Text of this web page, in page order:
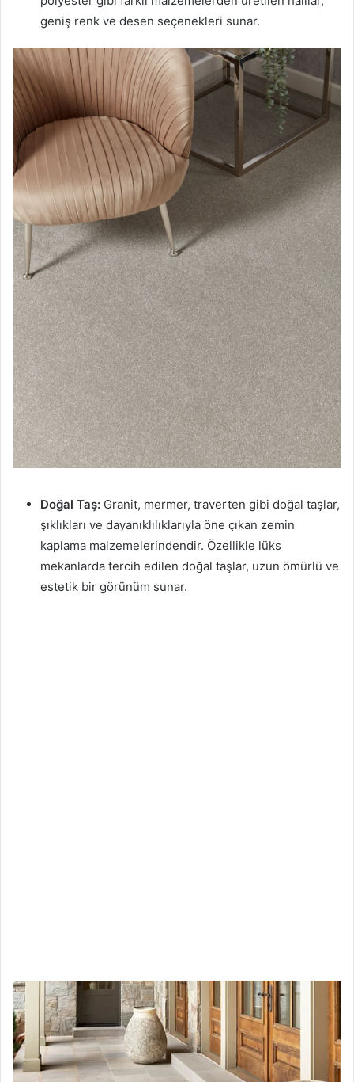
geniş renk ve desen seçenekleri sunar.
Doğal Taş: Granit, mermer, traverten gibi doğal taşlar,
şıklıkları ve dayanıklılıklarıyla öne çıkan zemin
kaplama malzemelerindendir. Özellikle lüks
mekanlarda tercih edilen doğal taşlar, uzun ömürlü ve
estetik bir görünüm sunar.